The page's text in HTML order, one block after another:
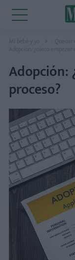
Mi bebé y yo
Adopción: ¿cómo empezar
Adopción:
proceso?